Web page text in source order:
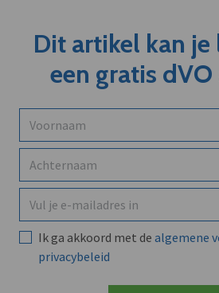
Dit artikel kan je
een gratis
Ik ga akkoord met de algemene
privacybeleid